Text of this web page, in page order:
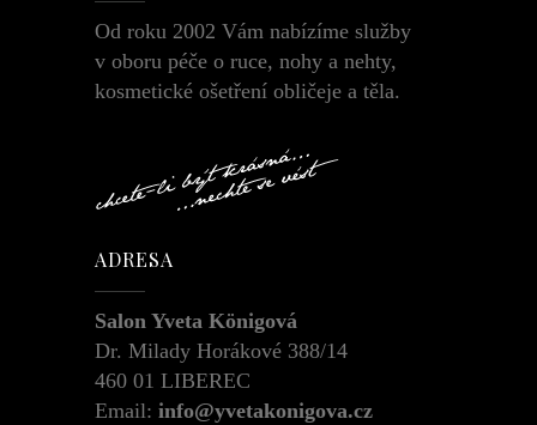
Od roku 2002 Vám nabízíme služby
v oboru péče o ruce, nohy a nehty,
kosmetické ošetření obličeje a těla.
ADRESA
Salon Yveta Königová
Dr. Milady Horákové 388/14
460 01 LIBEREC
Email: info@yvetakonigova.cz